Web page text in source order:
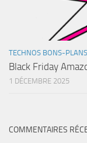
TECHNOS BONS-PLANS
Black Friday
1 DÉCEMBRE 2025
COMMENTAIRES